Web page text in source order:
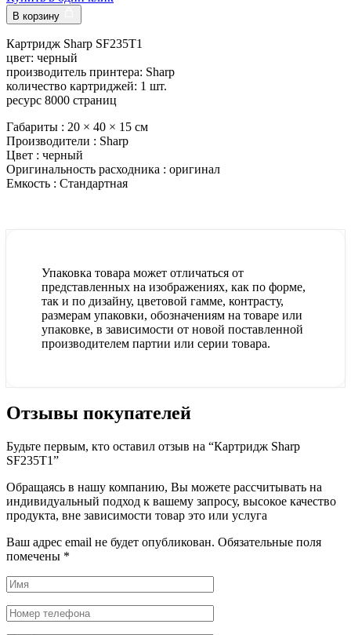
В корзину
Картридж Sharp SF235T1
цвет: черный
производитель принтера: Sharp
количество картриджей: 1 шт.
ресурс 8000 страниц
Габариты : 20 × 40 × 15 см
Производители : Sharp
Цвет : черный
Оригинальность расходника : оригинал
Емкость : Стандартная
Упаковка товара может отличаться от
представленных на изображениях, как по форме,
так и по дизайну, цветовой гамме, контрасту,
размерам упаковки, обозначениям на товаре или
упаковке, в зависимости от новой поставленной
производителем партии или серии товара.
Отзывы покупателей
Будьте первым, кто оставил отзыв на “Картридж Sharp
SF235T1”
Обращаясь в нашу компанию, Вы можете рассчитывать на
индивидуальный подход к вашему запросу, высокое качество
продукта, вне зависимости товар это или услуга
Ваш адрес email не будет опубликован. Обязательные поля
помечены *